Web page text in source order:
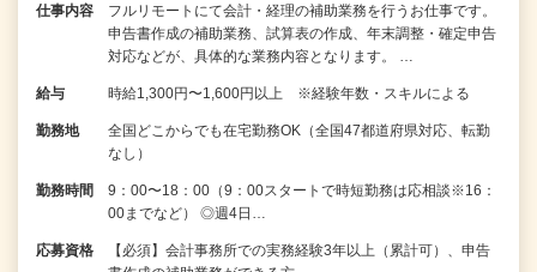
仕事内容
フルリモートにて会計・経理の補助業務を行うお仕事です。
申告書作成の補助業務、試算表の作成、年末調整・確定申告
対応などが、具体的な業務内容となります。 …
給与 時給1,300円〜1,600円以上 ※経験年数・スキルによる
勤務地
全国どこからでも在宅勤務OK（全国47都道府県対応、転勤
なし）
勤務時間
9：00〜18：00（9：00スタートで時短勤務は応相談※16：
00までなど） ◎週4日…
応募資格
【必須】会計事務所での実務経験3年以上（累計可）、申告